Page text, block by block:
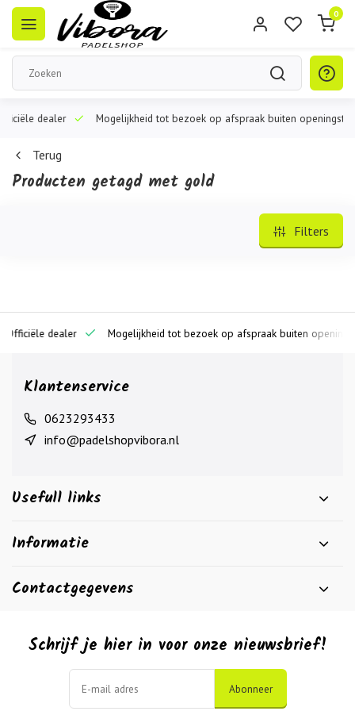
0
dealer Mogelijkheid tot bezoek op afspraak buiten openingstijden
Terug
Producten getagd met gold
Filters
dealer Mogelijkheid tot bezoek op afspraak buiten
Klantenservice
0623293433
info@padelshopvibora.nl
Usefull links
Informatie
Contactgegevens
Schrijf je hier in voor onze nieuwsbrief!
Abonneer